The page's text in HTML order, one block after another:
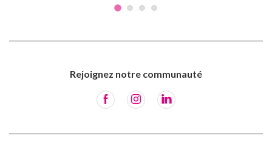
Rejoignez notre communauté